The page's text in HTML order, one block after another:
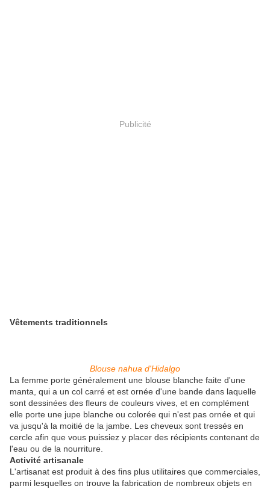
Publicité
Vêtements traditionnels
Blouse nahua d'Hidalgo
La femme porte généralement une blouse blanche faite d'une
manta, qui a un col carré et est ornée d'une bande dans laquelle
sont dessinées des fleurs de couleurs vives, et en complément
elle porte une jupe blanche ou colorée qui n'est pas ornée et qui
va jusqu'à la moitié de la jambe. Les cheveux sont tressés en
cercle afin que vous puissiez y placer des récipients contenant de
l'eau ou de la nourriture.
Activité artisanale
L'artisanat est produit à des fins plus utilitaires que commerciales,
parmi lesquelles on trouve la fabrication de nombreux objets en